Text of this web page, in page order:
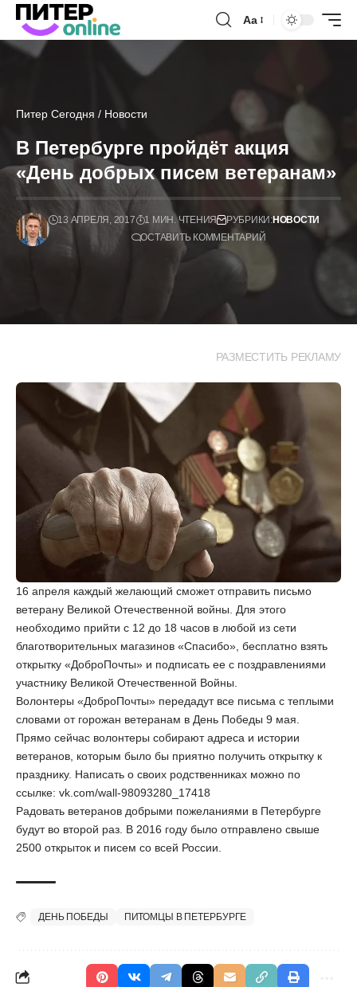
Аа
Питер Сегодня / Новости
В Петербурге пройдёт акция
«День добрых писем ветеранам»
13 АПРЕЛЯ, 2017 1 МИН. ЧТЕНИЯ РУБРИКИ:НОВОСТИ
ОСТАВИТЬ КОММЕНТАРИЙ
РАЗМЕСТИТЬ РЕКЛАМУ
16 апреля каждый желающий сможет отправить письмо
ветерану Великой Отечественной войны. Для этого
необходимо прийти с 12 до 18 часов в любой из сети
благотворительных магазинов «Спасибо», бесплатно взять
открытку «ДоброПочты» и подписать ее с поздравлениями
участнику Великой Отечественной Войны.
Волонтеры «ДоброПочты» передадут все письма с теплыми
словами от горожан ветеранам в День Победы 9 мая.
Прямо сейчас волонтеры собирают адреса и истории
ветеранов, которым было бы приятно получить открытку к
празднику. Написать о своих родственниках можно по
ссылке: vk.com/wall-98093280_17418
Радовать ветеранов добрыми пожеланиями в Петербурге
будут во второй раз. В 2016 году было отправлено свыше
2500 открыток и писем со всей России.
ДЕНЬ ПОБЕДЫ ПИТОМЦЫ В ПЕТЕРБУРГЕ